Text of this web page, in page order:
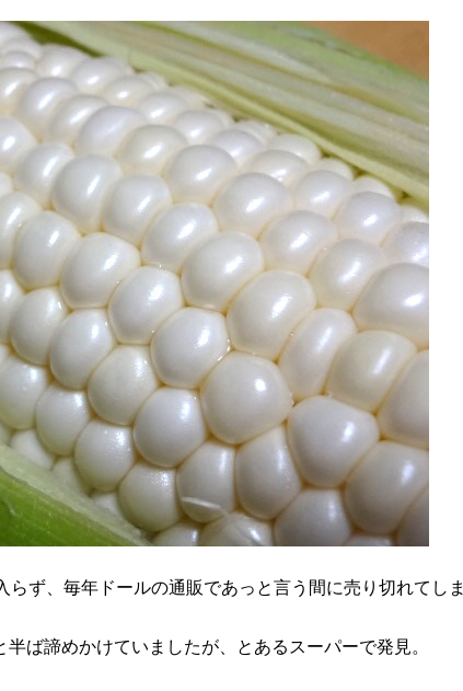
ず、毎年ドールの通販であっと言う間に売り切れてしま
半ば諦めかけていましたが、とあるスーパーで発見。